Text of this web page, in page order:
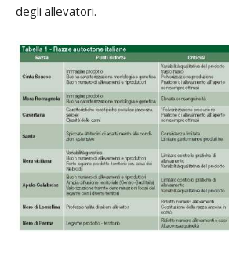
degli allevatori.